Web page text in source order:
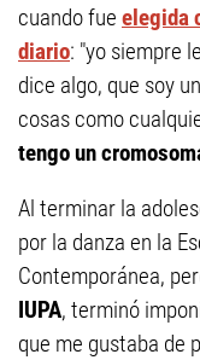
cuando fue elegida
diario: "yo siempre
dice algo, que soy
cosas como
tengo un
Al terminar la
por la danza en la
Contemporánea,
IUPA, terminó
que me gustaba de